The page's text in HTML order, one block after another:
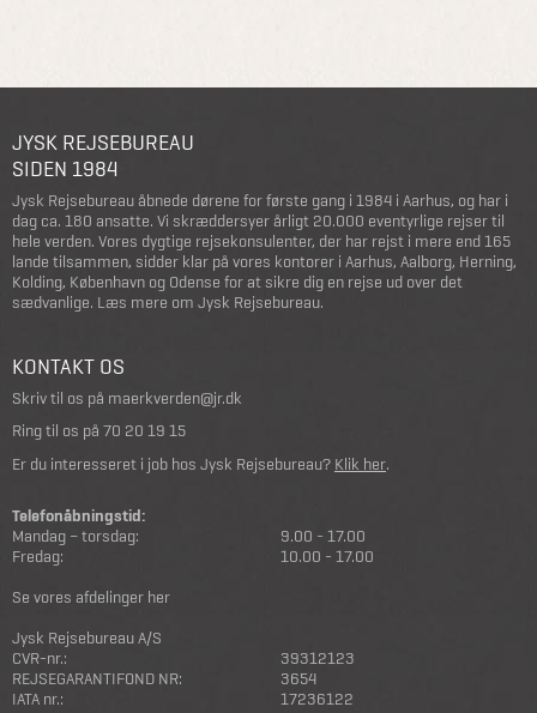
JYSK REJSEBUREAU
SIDEN 1984
Jysk Rejsebureau åbnede dørene for første gang i 1984 i Aarhus, og har i
dag ca. 180 ansatte. Vi skræddersyer årligt 20.000 eventyrlige rejser til
hele verden. Vores dygtige rejsekonsulenter, der har rejst i mere end 165
lande tilsammen, sidder klar på vores kontorer i Aarhus, Aalborg, Herning,
Kolding, København og Odense for at sikre dig en rejse ud over det
sædvanlige. Læs mere om Jysk Rejsebureau.
KONTAKT OS
Skriv til os på maerkverden@jr.dk
Ring til os på 70 20 19 15
Er du interesseret i job hos Jysk Rejsebureau? Klik her.
Telefonåbningstid:
Mandag – torsdag:
9.00 - 17.00
Fredag:
10.00 - 17.00
Se vores afdelinger her
Jysk Rejsebureau A/S
CVR-nr.:
39312123
REJSEGARANTIFOND NR:
3654
IATA nr.:
17236122